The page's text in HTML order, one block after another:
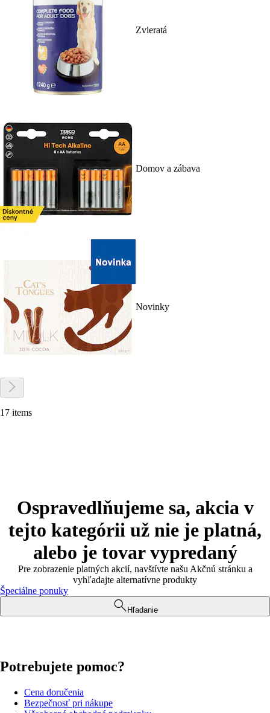
Zvieratá
Domov a zábava
Novinky
17 items
Ospravedlňujeme sa, akcia v
tejto kategórii už nie je platná,
alebo je tovar vypredaný
Pre zobrazenie platných akcií, navštívte našu Akčnú stránku a
vyhľadajte alternatívne produkty
Špeciálne ponuky
Hľadanie
Potrebujete pomoc?
Cena doručenia
Bezpečnosť pri nákupe